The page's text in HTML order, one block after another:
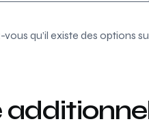
vous qu’il existe des options